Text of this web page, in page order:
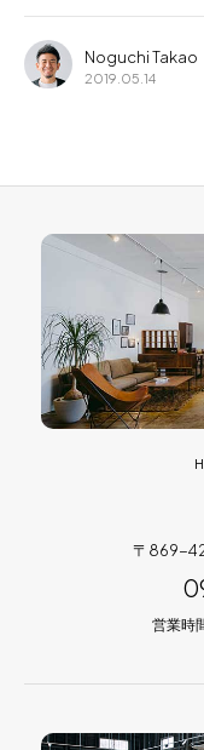
Noguchi Takao
2019.05.14
〒869-
営業時